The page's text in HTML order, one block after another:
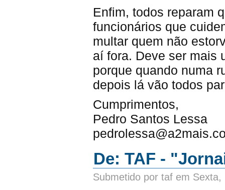
Enfim, todos reparam
funcionários que
multar quem não
aí fora. Deve ser mais
porque quando numa
depois lá vão todos
Cumprimentos,
Pedro Santos Lessa
De: TAF -
Submetido por taf em Sexta,